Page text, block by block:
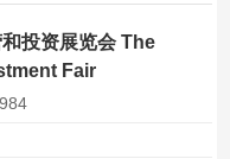
投资展览会 The
Fair
984